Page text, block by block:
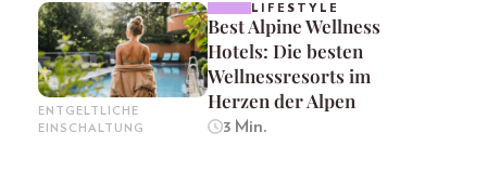
ENTGELTLICHE
EINSCHALTUNG
LIFESTYLE
Best Alpine Wellness
Hotels: Die besten
Wellnessresorts im
Herzen der Alpen
3 Min.